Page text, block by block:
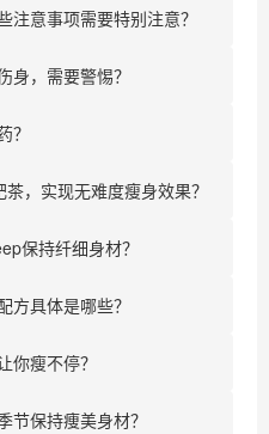
注意事项需要特别注意？
身，需要警惕？
？
，实现无难度瘦身效果？
保持纤细身材？
方具体是哪些？
你瘦不停？
节保持痩美身材？